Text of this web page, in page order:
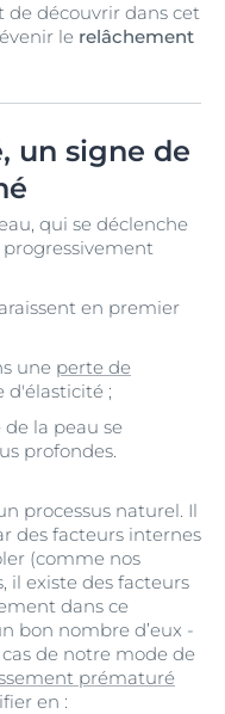
de découvrir dans cet
le relâchement
un signe de
qui se déclenche
progressivement
en premier
une perte de
d'élasticité ;
la peau se
profondes.
processus naturel. Il
des facteurs internes
(comme nos
il existe des facteurs
dans ce
bon nombre d’eux -
de notre mode de
prématuré
en :